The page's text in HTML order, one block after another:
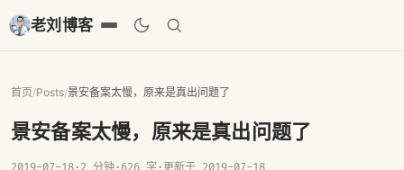
老刘博客
首页/Posts/景安备案太慢，原来是真出问题了
景安备案太慢，原来是真出问题了